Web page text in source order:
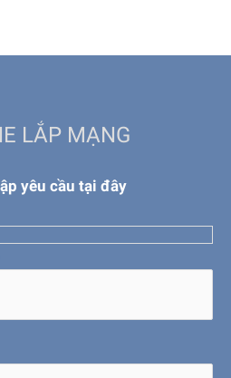
LẮP MẠNG
yêu cầu tại đây